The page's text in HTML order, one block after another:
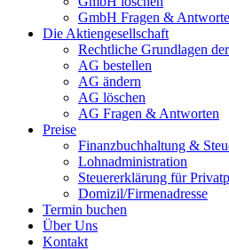
GmbH Fragen &
Die Aktiengesellschaft
Rechtliche Grundlagen
AG bestellen
AG ändern
AG löschen
AG Fragen & Antworten
Preise
Finanzbuchhaltung &
Lohnadministration
Steuererklärung für
Domizil/Firmenadresse
Termin buchen
Über Uns
Kontakt